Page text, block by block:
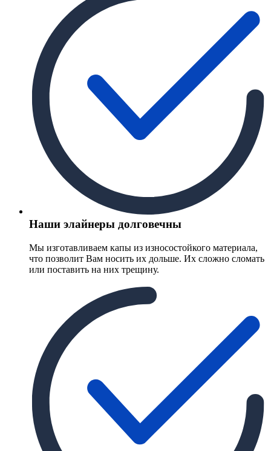
Наши элайнеры долговечны
Мы изготавливаем капы из износостойкого материала,
что позволит Вам носить их дольше. Их сложно сломать
или поставить на них трещину.